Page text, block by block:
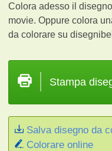
Colora adesso il
movie. Oppure colora
da colorare su
Stampa
Salva disegno da
Colorare online